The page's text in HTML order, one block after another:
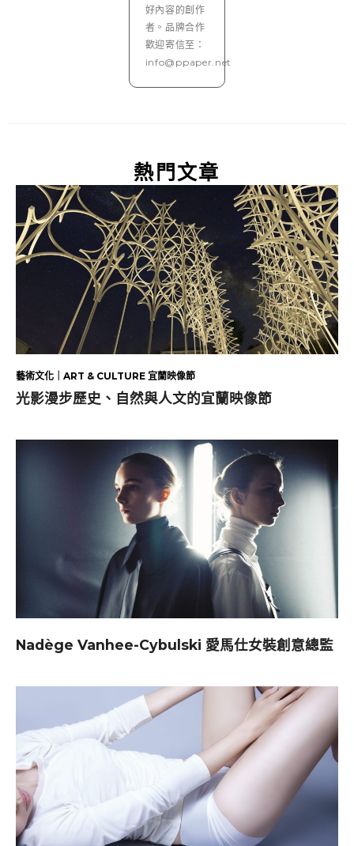
好內容的創作
者。品牌合作
歡迎寄信至：
info@ppaper.net
熱門文章
藝術文化｜ART & CULTURE 宜蘭映像節
光影漫步歷史、自然與人文的宜蘭映像節
Nadège Vanhee-Cybulski 愛馬仕女裝創意總監